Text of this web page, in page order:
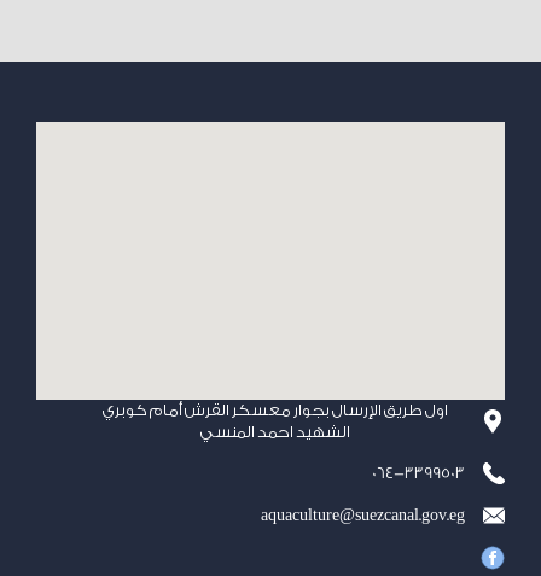
اول طريق الإرسال بجوار معسكر القرش أمام كوبري
الشهيد احمد المنسي
064-3399503
aquaculture@suezcanal.gov.eg